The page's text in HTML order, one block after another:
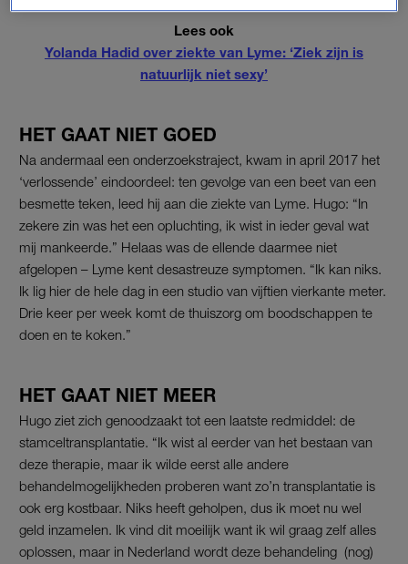
Lees ook
Yolanda Hadid over ziekte van Lyme: ‘Ziek zijn is
natuurlijk niet sexy’
HET GAAT NIET GOED
Na andermaal een onderzoekstraject, kwam in april 2017 het
‘verlossende’ eindoordeel: ten gevolge van een beet van een
besmette teken, leed hij aan die ziekte van Lyme. Hugo: “In
zekere zin was het een opluchting, ik wist in ieder geval wat
mij mankeerde.” Helaas was de ellende daarmee niet
afgelopen – Lyme kent desastreuze symptomen. “Ik kan niks.
Ik lig hier de hele dag in een studio van vijftien vierkante meter.
Drie keer per week komt de thuiszorg om boodschappen te
doen en te koken.”
HET GAAT NIET MEER
Hugo ziet zich genoodzaakt tot een laatste redmiddel: de
stamceltransplantatie. “Ik wist al eerder van het bestaan van
deze therapie, maar ik wilde eerst alle andere
behandelmogelijkheden proberen want zo’n transplantatie is
ook erg kostbaar. Niks heeft geholpen, dus ik moet nu wel
geld inzamelen. Ik vind dit moeilijk want ik wil graag zelf alles
oplossen, maar in Nederland wordt deze behandeling (nog)